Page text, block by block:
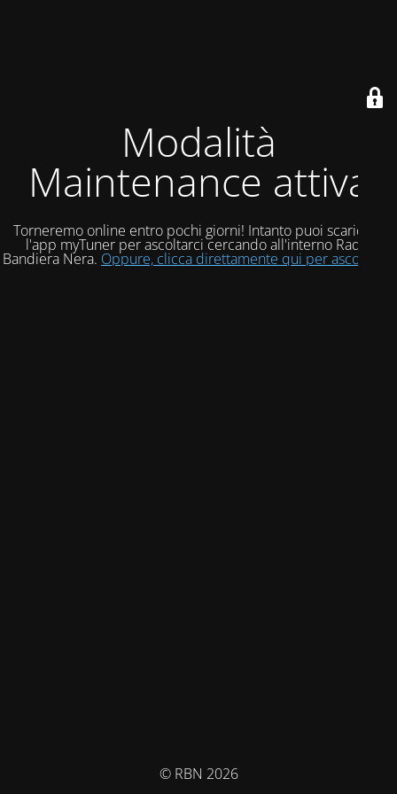
Modalità
Maintenance attiva
Torneremo online entro pochi giorni! Intanto puoi scaricare
l'app myTuner per ascoltarci cercando all'interno Radio
Bandiera Nera. Oppure, clicca direttamente qui per ascoltarci!
© RBN 2026